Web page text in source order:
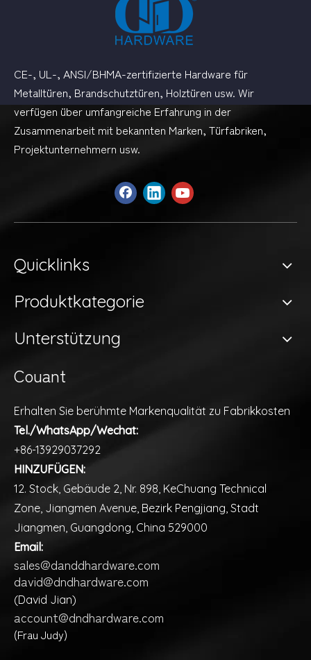
CE-, UL-, ANSI/BHMA-zertifizierte Hardware für
Metalltüren, Brandschutztüren, Holztüren usw. Wir
verfügen über umfangreiche Erfahrung in der
Zusammenarbeit mit bekannten Marken, Türfabriken,
Projektunternehmern usw.
Quicklinks
Produktkategorie
Unterstützung
Couant
Erhalten Sie berühmte Markenqualität zu Fabrikkosten
Tel./WhatsApp/Wechat:
+86-13929037292
HINZUFÜGEN:
12. Stock, Gebäude 2, Nr. 898, KeChuang Technical
Zone, Jiangmen Avenue, Bezirk Pengjiang, Stadt
Jiangmen, Guangdong, China 529000
Email:
sales@danddhardware.com
david@dndhardware.com
(David Jian)
account@dndhardware.com
(Frau Judy)